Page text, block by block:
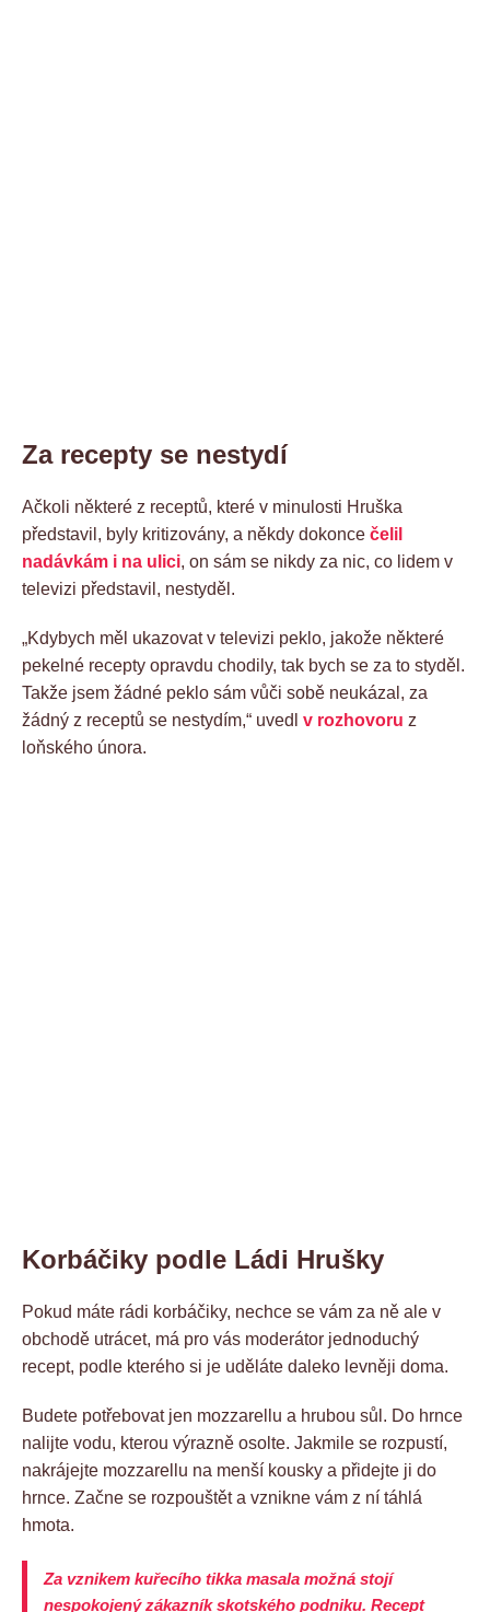
Za recepty se nestydí
Ačkoli některé z receptů, které v minulosti Hruška
představil, byly kritizovány, a někdy dokonce čelil
nadávkám i na ulici, on sám se nikdy za nic, co lidem v
televizi představil, nestyděl.
„Kdybych měl ukazovat v televizi peklo, jakože některé
pekelné recepty opravdu chodily, tak bych se za to styděl.
Takže jsem žádné peklo sám vůči sobě neukázal, za
žádný z receptů se nestydím,“ uvedl v rozhovoru z
loňského února.
Korbáčiky podle Ládi Hrušky
Pokud máte rádi korbáčiky, nechce se vám za ně ale v
obchodě utrácet, má pro vás moderátor jednoduchý
recept, podle kterého si je uděláte daleko levněji doma.
Budete potřebovat jen mozzarellu a hrubou sůl. Do hrnce
nalijte vodu, kterou výrazně osolte. Jakmile se rozpustí,
nakrájejte mozzarellu na menší kousky a přidejte ji do
hrnce. Začne se rozpouštět a vznikne vám z ní táhlá
hmota.
Za vznikem kuřecího tikka masala možná stojí
nespokojený zákazník skotského podniku. Recept